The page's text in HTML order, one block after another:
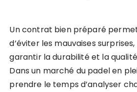
Un contrat bien préparé
d’éviter les mauvaises
garantir la durabilité et la
Dans un marché du padel en
prendre le temps d’analyser